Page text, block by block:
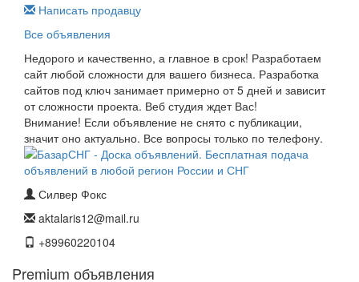
Написать продавцу
Все объявления
Недорого и качественно, а главное в срок! Разработаем
сайт любой сложности для вашего бизнеса. Разработка
сайтов под ключ занимает примерно от 5 дней и зависит
от сложности проекта. Веб студия ждет Вас!
Внимание! Если объявление не снято с публикации,
значит оно актуально. Все вопросы только по телефону.
Силвер Фокс
aktalaris12@mail.ru
+89960220104
Premium объявления